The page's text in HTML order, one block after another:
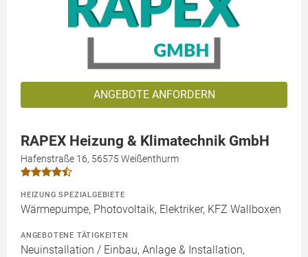
ANGEBOTE ANFORDERN
RAPEX Heizung & Klimatechnik GmbH
Hafenstraße 16, 56575 Weißenthurm
HEIZUNG SPEZIALGEBIETE
Wärmepumpe, Photovoltaik, Elektriker, KFZ Wallboxen
ANGEBOTENE TÄTIGKEITEN
Neuinstallation / Einbau, Anlage & Installation,